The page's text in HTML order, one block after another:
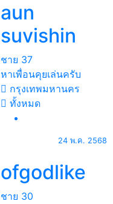
aun
suvishin
ชาย 37
หาเพื่อนคุยเล่นครับ
กรุงเทพมหานคร
ทั้งหมด
24 พ.ค. 2568
ofgodlike
ชาย 30